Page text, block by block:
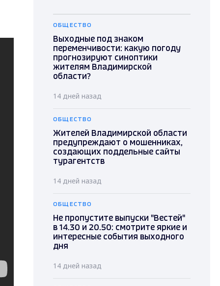
ОБЩЕСТВО
Выходные под знаком
переменчивости: какую погоду
прогнозируют синоптики
жителям Владимирской
области?
14 дней назад
ОБЩЕСТВО
Жителей Владимирской области
предупреждают о мошенниках,
создающих поддельные сайты
турагентств
14 дней назад
ОБЩЕСТВО
Не пропустите выпуски "Вестей"
в 14.30 и 20.50: смотрите яркие и
интересные события выходного
дня
14 дней назад